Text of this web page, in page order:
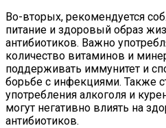
Во-вторых, рекомендуется
питание и здоровый образ
антибиотиков. Важно
количество витаминов и
поддерживать иммунитет и
борьбе с инфекциями. Также
употребления алкоголя и
могут негативно влиять на
антибиотиков.